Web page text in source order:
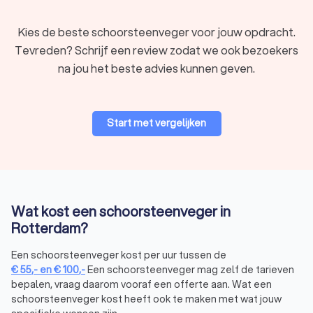
koolmonoxidevergiftiging verkleint.
Rookterugslag: Door een goed onderhouden
schoorsteen wordt rookterugslag in huis voorkomen,
wat zorgt voor een veilige en comfortabele
efficiëntere verbranding, wat resulteert in minder
schadelijke uitstoot en schonere lucht.
voor de verzekering. Veel verzekeraars eisen een geldig
veegcertificaat als voorwaarde voor dekking bij een
discussies bij schadeclaims.
Een professioneel veegbedrijf in Rotterdam zorgt dat je je
schoorsteen optimaal schoonhoudt en garandeert dat je
verzekerd bent in geval van een schoorsteenbrand. Bij zelf
Kies de beste schoorsteenveger voor jouw opdracht.
Tevreden? Schrijf een review zodat we ook bezoekers
na jou het beste advies kunnen geven.
Start met vergelijken
Wat kost een schoorsteenveger in
Rotterdam?
Een schoorsteenveger kost per uur tussen de
€55,- en€100,-Een schoorsteenveger mag zelf de tarieven
bepalen, vraag daarom vooraf een offerte aan. Wat een
schoorsteenveger kost heeft ook te maken met wat jouw